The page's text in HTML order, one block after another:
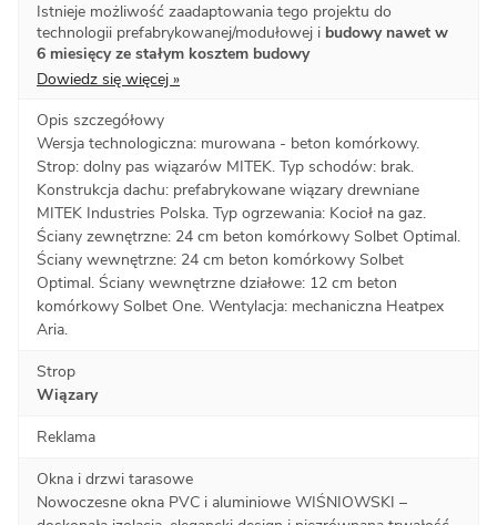
Istnieje możliwość zaadaptowania tego projektu do
technologii prefabrykowanej/modułowej i budowy nawet w
6 miesięcy ze stałym kosztem budowy
Dowiedz się więcej »
Opis szczegółowy
Wersja technologiczna: murowana - beton komórkowy.
Strop: dolny pas wiązarów MITEK. Typ schodów: brak.
Konstrukcja dachu: prefabrykowane wiązary drewniane
MITEK Industries Polska. Typ ogrzewania: Kocioł na gaz.
Ściany zewnętrzne: 24 cm beton komórkowy Solbet Optimal.
Ściany wewnętrzne: 24 cm beton komórkowy Solbet
Optimal. Ściany wewnętrzne działowe: 12 cm beton
komórkowy Solbet One. Wentylacja: mechaniczna Heatpex
Aria.
Strop
Wiązary
Reklama
Okna i drzwi tarasowe
Nowoczesne okna PVC i aluminiowe WIŚNIOWSKI –